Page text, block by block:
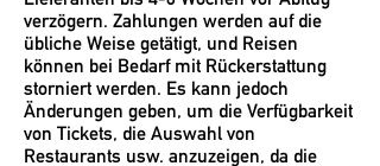
verzögern. Zahlungen werden auf die
übliche Weise getätigt, und Reisen
können bei Bedarf mit Rückerstattung
storniert werden. Es kann jedoch
Änderungen geben, um die Verfügbarkeit
von Tickets, die Auswahl von
Restaurants usw. anzuzeigen, da die